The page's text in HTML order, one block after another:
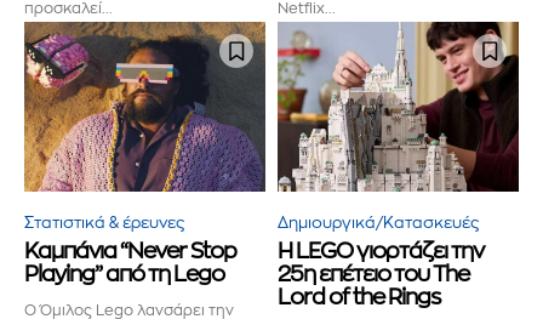
ΕΓΓΡΑΦΉ!
Διάβασα και αποδέχομαι τηνΠολιτική Απορρήτου
προσκαλεί...
Netflix...
Στατιστικά & έρευνες
Καμπάνια “Never Stop
Playing” από τη Lego
Ο Όμιλος Lego λανσάρει την
Δημιουργικά/Κατασκευές
Η LEGO γιορτάζει την
25η επέτειο του The
Lord of the Rings